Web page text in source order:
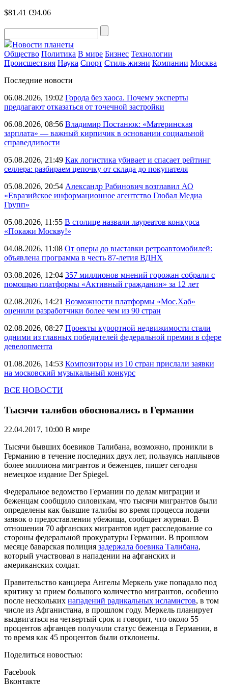
$81.41 €94.06
Новости планеты
Общество Политика В мире Бизнес Технологии
Происшествия Наука Спорт Стиль жизни Компании Москва
Последние новости
06.08.2026, 19:02 Города без хаоса. Почему эксперты
предлагают отказаться от точечной застройки
06.08.2026, 08:56 Владимир Постанюк: «Материнская
зарплата» — важный кирпичик в основании социальной
справедливости
05.08.2026, 21:49 Как логистика убивает и спасает рейтинг
селлера: разбираем цепочку от склада до покупателя
05.08.2026, 20:54 Александр Рабинович возглавил АО
«Евразийское информационное агентство Глобал Медиа
Групп»
05.08.2026, 11:55 В столице назвали лауреатов конкурса
«Покажи Москву!»
04.08.2026, 11:08 От оперы до выставки ретроавтомобилей:
объявлена программа в честь 87-летия ВДНХ
03.08.2026, 12:04 357 миллионов мнений горожан собрали с
помощью платформы «Активный гражданин» за 12 лет
02.08.2026, 14:21 Возможности платформы «Мос.Хаб»
оценили разработчики более чем из 90 стран
02.08.2026, 08:27 Проекты курортной недвижимости стали
одними из главных победителей федеральной премии в сфере
девелопмента
01.08.2026, 14:53 Композиторы из 10 стран прислали заявки
на московский музыкальный конкурс
ВСЕ НОВОСТИ
Тысячи талибов обосновались в Германии
22.04.2017, 10:00 В мире
Тысячи бывших боевиков Талибана, возможно, проникли в
Германию в течение последних двух лет, пользуясь наплывов
более миллиона мигрантов и беженцев, пишет сегодня
немецкое издание Der Spiegel.
Федеральное ведомство Германии по делам миграции и
беженцам сообщило силовикам, что тысячи мигрантов были
определены как бывшие талибы во время процесса подачи
заявок о предоставлении убежища, сообщает журнал. В
отношении 70 афганских мигрантов идет расследование со
стороны федеральной прокуратуры Германии. В прошлом
месяце баварская полиция задержала боевика Талибана,
который участвовал в нападении на афганских и
американских солдат.
Правительство канцлера Ангелы Меркель уже попадало под
критику за прием большого количество мигрантов, особенно
после нескольких нападений радикальных исламистов, в том
числе из Афганистана, в прошлом году. Меркель планирует
выдвигаться на четвертый срок и говорит, что около 55
процентов афганцев получили статус беженца в Германии, в
то время как 45 процентов были отклонены.
Поделиться новостью:
Facebook
Вконтакте